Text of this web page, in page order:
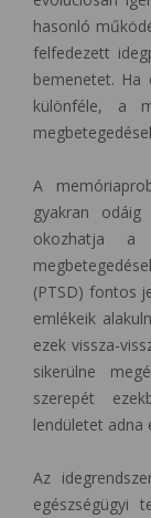
hasonló
felfedezett
bemenetet. Ha
különféle, a
A
gyakran
okozhatja a
(PTSD) fontos
emlékeik
ezek vissza-
sikerülne
szerepét
lendületet adna
Az
egészségügyi